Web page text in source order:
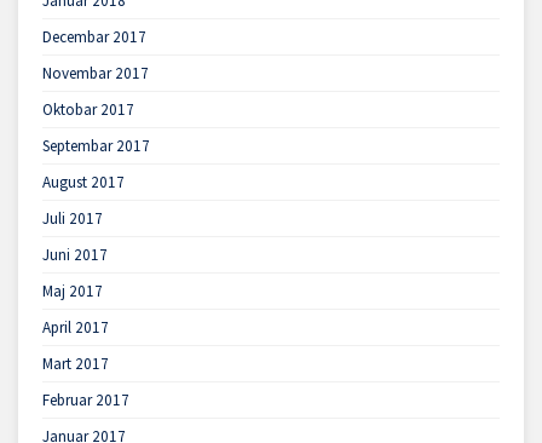
Decembar 2017
Novembar 2017
Oktobar 2017
Septembar 2017
August 2017
Juli 2017
Juni 2017
Maj 2017
April 2017
Mart 2017
Februar 2017
Januar 2017